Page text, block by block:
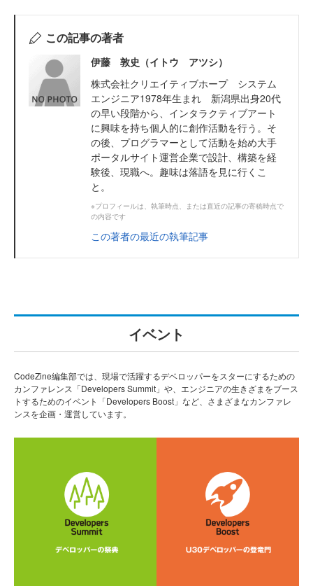
この記事の著者
伊藤 敦史（イトウ アツシ）
株式会社クリエイティブホープ システム
エンジニア1978年生まれ 新潟県出身20代
の早い段階から、インタラクティブアート
に興味を持ち個人的に創作活動を行う。そ
の後、プログラマーとして活動を始め大手
ポータルサイト運営企業で設計、構築を経
験後、現職へ。趣味は落語を見に行くこ
と。
※プロフィールは、執筆時点、または直近の記事の寄稿時点で
の内容です
この著者の最近の執筆記事
イベント
CodeZine編集部では、現場で活躍するデベロッパーをスターにするための
カンファレンス「Developers Summit」や、エンジニアの生きざまをブース
トするためのイベント「Developers Boost」など、さまざまなカンファレ
ンスを企画・運営しています。